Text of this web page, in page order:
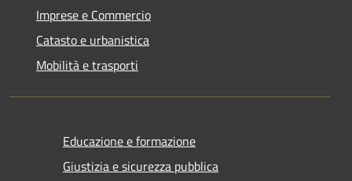
Imprese e Commercio
Catasto e urbanistica
Mobilità e trasporti
Educazione e formazione
Giustizia e sicurezza pubblica